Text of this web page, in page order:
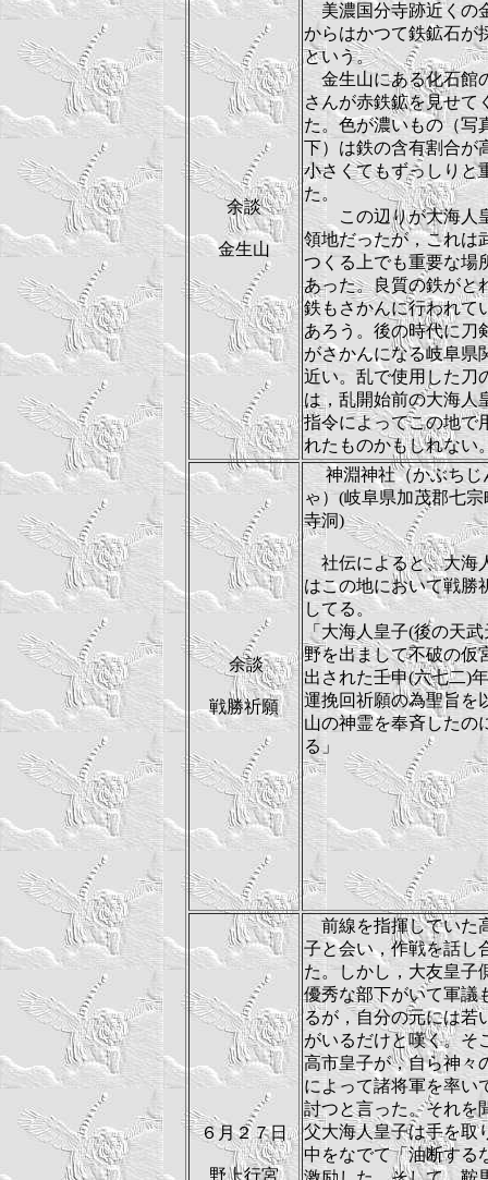
余談
金生山
美濃国分寺跡近くの
からはかつて鉄鉱石が
という。
金生山にある化石館
さんが赤鉄鉱を見せて
た。色が濃いもの（写
下）は鉄の含有割合が
小さくてもずっしりと
た。
この辺りが大海人
領地だったが，これは
つくる上でも重要な場
あった。良質の鉄がと
鉄もさかんに行われて
あろう。後の時代に刀
がさかんになる岐阜県
近い。乱で使用した刀
は，乱開始前の大海人
指令によってこの地で
れたものかもしれない
余談
戦勝祈願
神淵神社（かぶちじ
ゃ）(岐阜県加茂郡七
寺洞)
社伝によると、大海
はこの地において戦勝
してる。
「大海人皇子(後の天
野を出まして不破の仮
出された壬申(六七二)
運挽回祈願の為聖旨を
山の神霊を奉斉したの
る」
６月２７日
野上行宮
前線を指揮していた
子と会い，作戦を話し
た。しかし，大友皇子
優秀な部下がいて軍議
るが，自分の元には若
がいるだけと嘆く。そ
高市皇子が，自ら神々
によって諸将軍を率い
討つと言った。それを
父大海人皇子は手を取
中をなでて「油断する